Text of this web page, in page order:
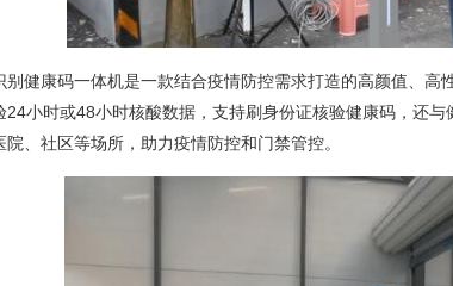
别健康码一体机是一款结合疫情防控需求打造的高颜值、
24小时或48小时核酸数据，支持刷身份证核验健康码，还
、社区等场所，助力疫情防控和门禁管控。